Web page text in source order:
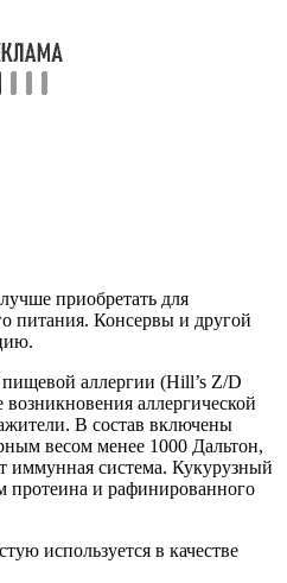
приобретать для
питания. Консервы и другой
аллергии (Hill’s Z/D
возникновения аллергической
В состав включены
весом менее 1000 Дальтон,
иммунная система. Кукурузный
протеина и рафинированного
используется в качестве